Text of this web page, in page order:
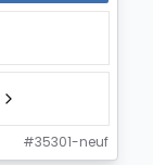
#35301-neuf